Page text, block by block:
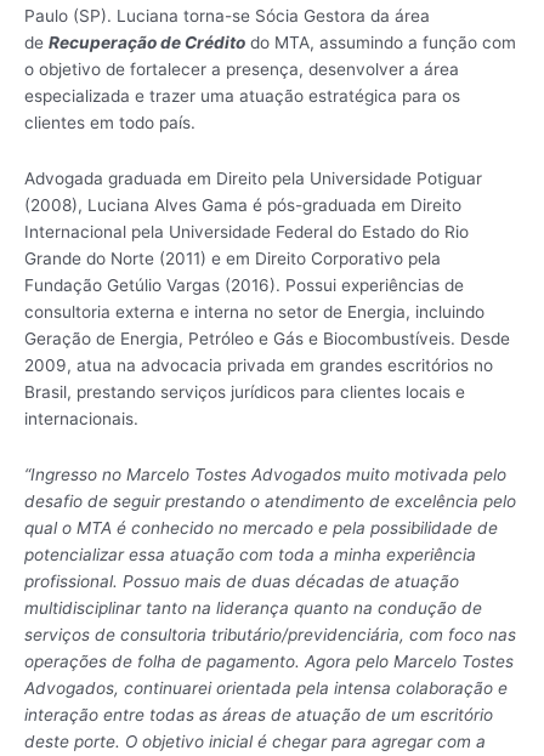
Paulo (SP). Luciana torna-se Sócia Gestora da área
de Recuperação de Crédito do MTA, assumindo a função com
o objetivo de fortalecer a presença, desenvolver a área
especializada e trazer uma atuação estratégica para os
clientes em todo país.
Advogada graduada em Direito pela Universidade Potiguar
(2008), Luciana Alves Gama é pós-graduada em Direito
Internacional pela Universidade Federal do Estado do Rio
Grande do Norte (2011) e em Direito Corporativo pela
Fundação Getúlio Vargas (2016). Possui experiências de
consultoria externa e interna no setor de Energia, incluindo
Geração de Energia, Petróleo e Gás e Biocombustíveis. Desde
2009, atua na advocacia privada em grandes escritórios no
Brasil, prestando serviços jurídicos para clientes locais e
internacionais.
“Ingresso no Marcelo Tostes Advogados muito motivada pelo
desafio de seguir prestando o atendimento de excelência pelo
qual o MTA é conhecido no mercado e pela possibilidade de
potencializar essa atuação com toda a minha experiência
profissional. Possuo mais de duas décadas de atuação
multidisciplinar tanto na liderança quanto na condução de
serviços de consultoria tributário/previdenciária, com foco nas
operações de folha de pagamento. Agora pelo Marcelo Tostes
Advogados, continuarei orientada pela intensa colaboração e
interação entre todas as áreas de atuação de um escritório
deste porte. O objetivo inicial é chegar para agregar com a